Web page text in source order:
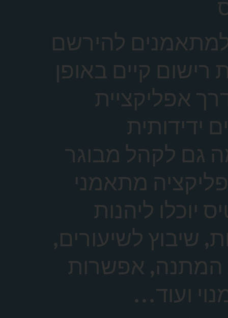
להירשם
רישום קיים באופן
אפליקציית
ידידותית
גם לקהל מבוגר
מתאמני
יוכלו ליהנות
שיבוץ לשיעורים,
המתנה, אפשרות
ועוד…